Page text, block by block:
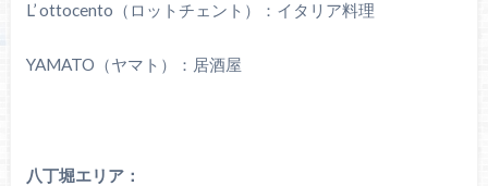
L’ ottocento（ロットチェント）：イタリア料理
YAMATO（ヤマト）：居酒屋
八丁堀エリア：